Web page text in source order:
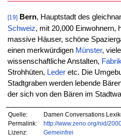
[19] Bern, Hauptstadt des
Schweiz, mit 20,000 Einwohnern,
massive Häuser, schöne
einen merkwürdigen Münster,
wissenschaftliche Anstalten,
Strohhüten, Lederetc. Die
Stadtgraben werden lebende
der sich von den Bären im
Quelle:
Damen Conversations
Permalink:
http://www.zeno.org/nid/
Lizenz:
Gemeinfrei